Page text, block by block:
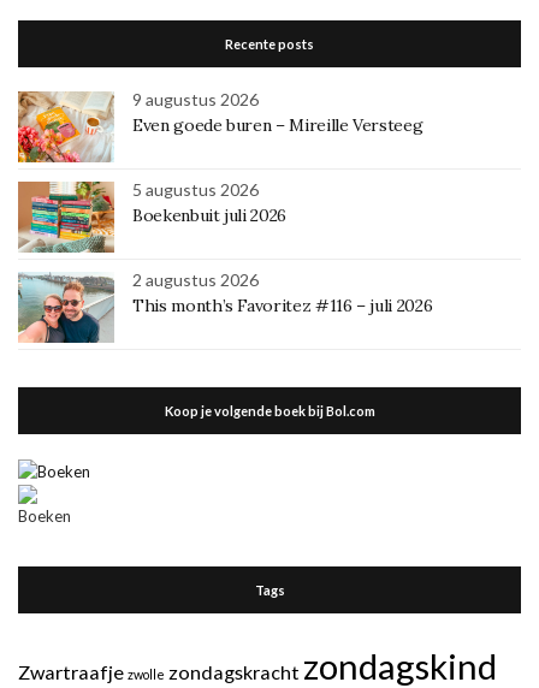
Recente posts
9 augustus 2026
Even goede buren – Mireille Versteeg
5 augustus 2026
Boekenbuit juli 2026
2 augustus 2026
This month’s Favoritez #116 – juli 2026
Koop je volgende boek bij Bol.com
Tags
Zwartraafje zwolle zondagskracht zondagskind